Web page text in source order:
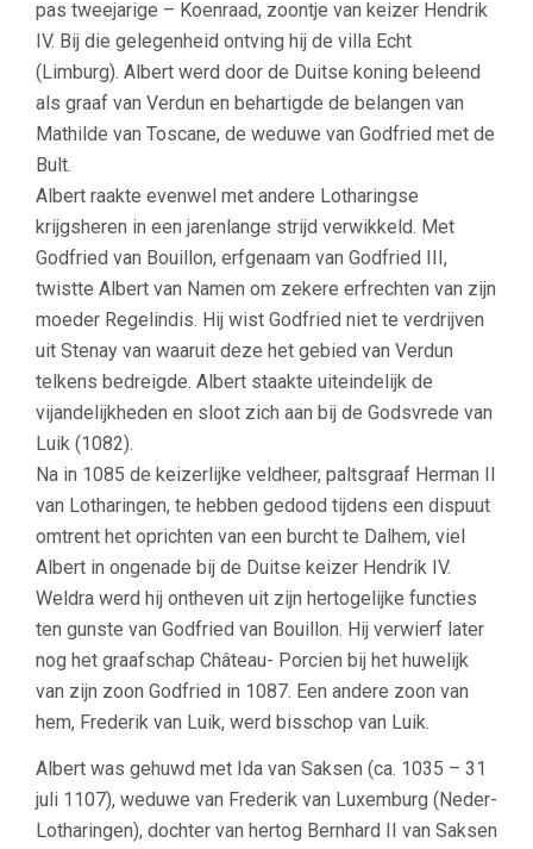
pas tweejarige – Koenraad, zoontje van keizer Hendrik
IV. Bij die gelegenheid ontving hij de villa Echt
(Limburg). Albert werd door de Duitse koning beleend
als graaf van Verdun en behartigde de belangen van
Mathilde van Toscane, de weduwe van Godfried met de
Bult.
Albert raakte evenwel met andere Lotharingse
krijgsheren in een jarenlange strijd verwikkeld. Met
Godfried van Bouillon, erfgenaam van Godfried III,
twistte Albert van Namen om zekere erfrechten van zijn
moeder Regelindis. Hij wist Godfried niet te verdrijven
uit Stenay van waaruit deze het gebied van Verdun
telkens bedreigde. Albert staakte uiteindelijk de
vijandelijkheden en sloot zich aan bij de Godsvrede van
Luik (1082).
Na in 1085 de keizerlijke veldheer, paltsgraaf Herman II
van Lotharingen, te hebben gedood tijdens een dispuut
omtrent het oprichten van een burcht te Dalhem, viel
Albert in ongenade bij de Duitse keizer Hendrik IV.
Weldra werd hij ontheven uit zijn hertogelijke functies
ten gunste van Godfried van Bouillon. Hij verwierf later
nog het graafschap Château- Porcien bij het huwelijk
van zijn zoon Godfried in 1087. Een andere zoon van
hem, Frederik van Luik, werd bisschop van Luik.
Albert was gehuwd met Ida van Saksen (ca. 1035 – 31
juli 1107), weduwe van Frederik van Luxemburg (Neder-
Lotharingen), dochter van hertog Bernhard II van Saksen